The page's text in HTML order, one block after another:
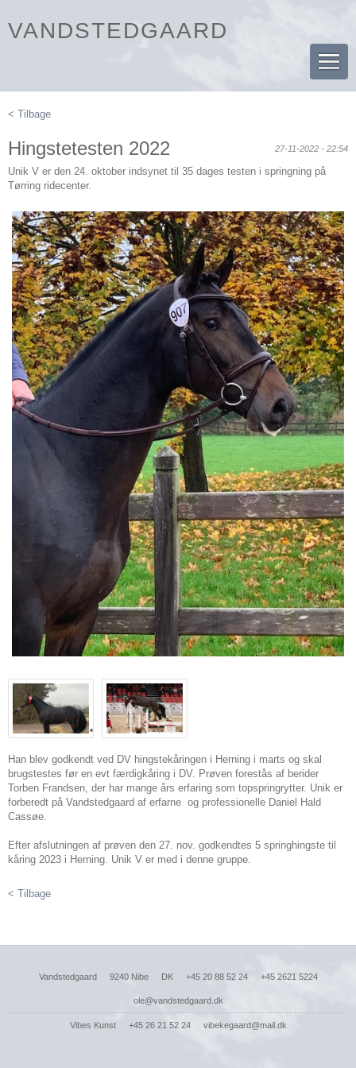
VANDSTEDGAARD
< Tilbage
Hingstetesten 2022 27-11-2022 - 22:54
Unik V er den 24. oktober indsynet til 35 dages testen i springning på
Tørring ridecenter.
Han blev godkendt ved DV hingstekåringen i Herning i marts og skal
brugstestes før en evt færdigkåring i DV. Prøven forestås af berider
Torben Frandsen, der har mange års erfaring som topspringrytter. Unik er
forberedt på Vandstedgaard af erfarne og professionelle Daniel Hald
Cassøe.
Efter afslutningen af prøven den 27. nov. godkendtes 5 springhingste til
kåring 2023 i Herning. Unik V er med i denne gruppe.
< Tilbage
Vandstedgaard 9240 Nibe DK +45 20 88 52 24 +45 2621 5224
ole@vandstedgaard.dk
Vibes Kunst +45 26 21 52 24 vibekegaard@mail.dk